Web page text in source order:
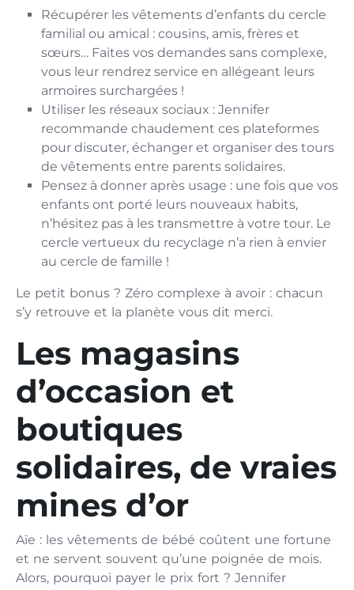
Récupérer les vêtements d’enfants du cercle
familial ou amical : cousins, amis, frères et
sœurs… Faites vos demandes sans complexe,
vous leur rendrez service en allégeant leurs
armoires surchargées !
Utiliser les réseaux sociaux : Jennifer
recommande chaudement ces plateformes
pour discuter, échanger et organiser des tours
de vêtements entre parents solidaires.
Pensez à donner après usage : une fois que vos
enfants ont porté leurs nouveaux habits,
n’hésitez pas à les transmettre à votre tour. Le
cercle vertueux du recyclage n’a rien à envier
au cercle de famille !
Le petit bonus ? Zéro complexe à avoir : chacun
s’y retrouve et la planète vous dit merci.
Les magasins
d’occasion et
boutiques
solidaires, de vraies
mines d’or
Aïe : les vêtements de bébé coûtent une fortune
et ne servent souvent qu’une poignée de mois.
Alors, pourquoi payer le prix fort ? Jennifer